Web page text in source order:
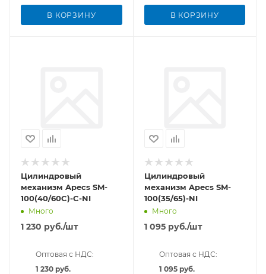
В КОРЗИНУ В КОРЗИНУ
Цилиндровый
механизм Apecs SM-
100(40/60C)-C-NI
Много
1 230 руб./шт
Оптовая с НДС:
1 230 руб.
Цилиндровый
механизм Apecs SM-
100(35/65)-NI
Много
1 095руб./шт
Оптовая с НДС:
1 095 руб.